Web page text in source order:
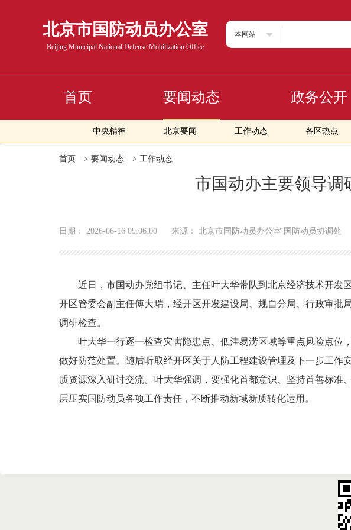
北京市国防动员办公室
Beijing Municipal National Defense Mobilization Office
本网站
首页 要闻动态
中央精神 北京要闻 工作动态 各区热点
政务公开
首页 > 要闻动态 > 工作动态
市国动办主要领导调
日期： 2026-06-16 09:06:00 来源： 北京市国防动员办公室 国防动员协调处
近日，市国动办党组书记、主任叶大华带队到北京经济技术开
开区管委会副主任傅大瑞，经开区开发建设局、规自分局、行政审
调研检查。
叶大华一行逐一检查灾害隐患点、低洼易涝区域等重点风险点
做好防范处置。随后听取经开区关于人防工程建设管理及下一步工
质资源深入研讨交流。叶大华强调，要强化首都意识、坚持首善标
层压实国防动员各项工作责任，不断推动新域新质转化运用。